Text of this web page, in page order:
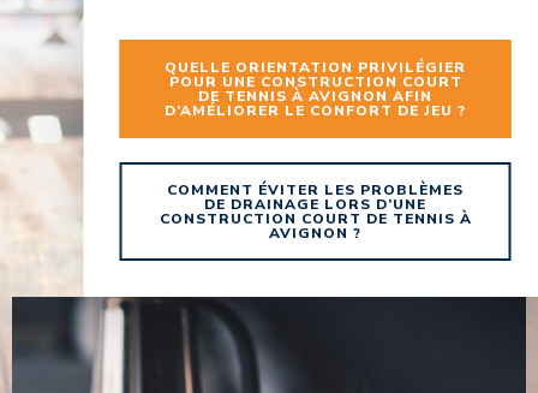
QUELLE ORIENTATION PRIVILÉGIER
POUR UNE CONSTRUCTION COURT
DE TENNIS À AVIGNON AFIN
D’AMÉLIORER LE CONFORT DE JEU ?
COMMENT ÉVITER LES PROBLÈMES
DE DRAINAGE LORS D’UNE
CONSTRUCTION COURT DE TENNIS À
AVIGNON ?